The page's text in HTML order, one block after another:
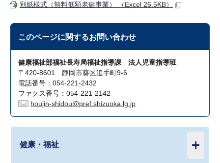
別紙様式（無料低額老健事業） （Excel 26.5KB）
このページに関するお問い合わせ
健康福祉部福祉長寿局福祉指導課 法人児童指導班
〒420-8601 静岡市葵区追手町9-6
電話番号：054-221-2432
ファクス番号：054-221-2142
houjin-shidou@pref.shizuoka.lg.jp
健康・福祉